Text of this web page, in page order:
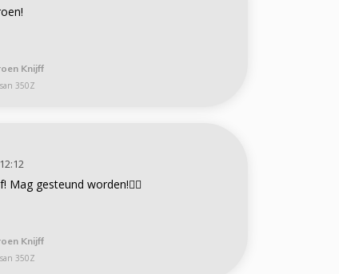
Knijff
350Z
Mag gesteund worden!👍🏻
Knijff
350Z